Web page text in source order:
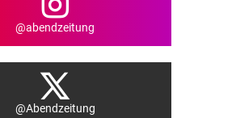
@abendzeitung
@Abendzeitung